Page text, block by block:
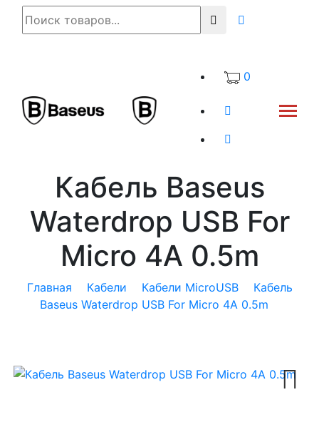
0
Кабель Baseus
Waterdrop USB For
Micro 4A 0.5m
Главная Кабели Кабели MicroUSB
Кабель
Baseus Waterdrop USB For Micro 4A 0.5m